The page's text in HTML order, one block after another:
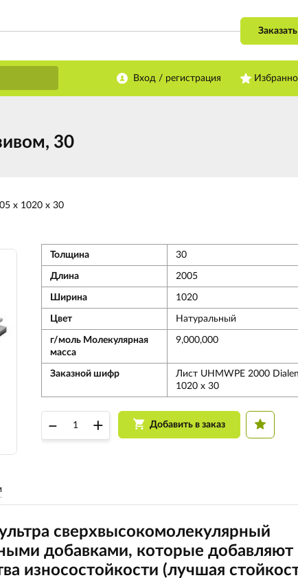
Вход / регистрация
30
х 1020 х 30
Толщина 30
Длина 2005
Ширина 1020
Цвет Натуральный
г/моль Молекулярная
масса
9,000,000
Заказной шифр
Лист UHMWPE 2000
1020 х 30
– + Добавить в заказ
сверхвысокомолекулярный
добавками, которые добавляют
износостойкости (лучшая